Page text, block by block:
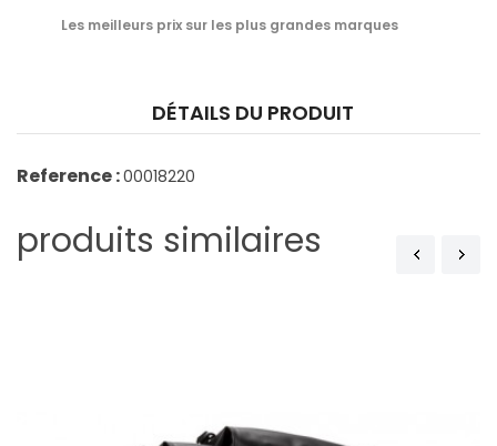
Les meilleurs prix sur les plus grandes marques
DÉTAILS DU PRODUIT
Reference :00018220
produits similaires